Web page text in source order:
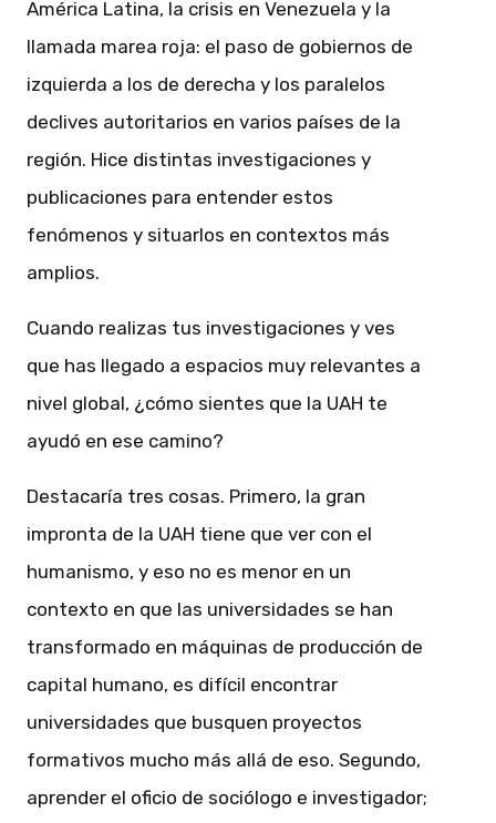
América Latina, la crisis en Venezuela y la
llamada marea roja: el paso de gobiernos de
izquierda a los de derecha y los paralelos
declives autoritarios en varios países de la
región. Hice distintas investigaciones y
publicaciones para entender estos
fenómenos y situarlos en contextos más
amplios.
Cuando realizas tus investigaciones y ves
que has llegado a espacios muy relevantes a
nivel global, ¿cómo sientes que la UAH te
ayudó en ese camino?
Destacaría tres cosas. Primero, la gran
impronta de la UAH tiene que ver con el
humanismo, y eso no es menor en un
contexto en que las universidades se han
transformado en máquinas de producción de
capital humano, es difícil encontrar
universidades que busquen proyectos
formativos mucho más allá de eso. Segundo,
aprender el oficio de sociólogo e investigador;